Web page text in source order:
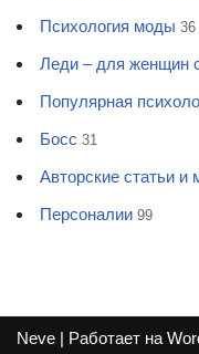
Психология моды 36
Леди – для женщин
Популярная
Босс 31
Авторские статьи и
Персоналии 99
Neve | Работает на